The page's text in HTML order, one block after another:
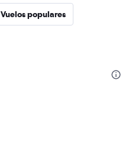
Vuelos populares